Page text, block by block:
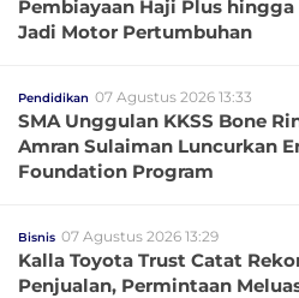
Pembiayaan Haji Plus
Jadi Motor Pertumbuhan
Pendidikan 07 Agustus 2026 13:33
SMA Unggulan KKSS Bone
Amran Sulaiman Luncurkan
Foundation Program
Bisnis 07 Agustus 2026 13:29
Kalla Toyota Trust Catat
Penjualan, Permintaan